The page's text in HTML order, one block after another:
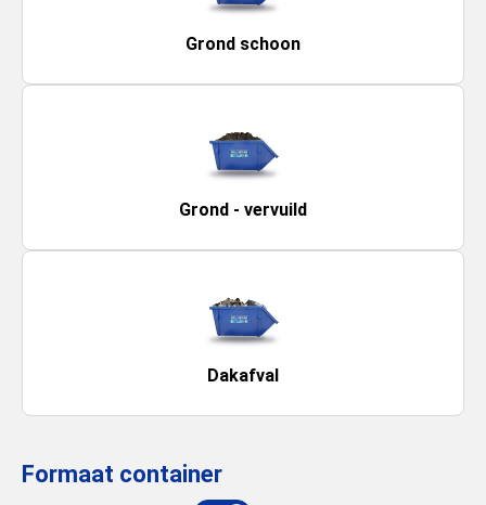
Grond schoon
Grond - vervuild
Dakafval
Formaat container